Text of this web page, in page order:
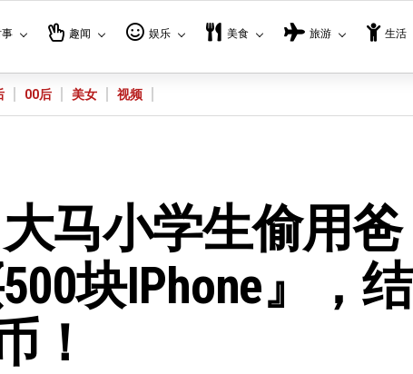
事 趣闻 娱乐 美食 旅游 生活
00后 美女 视频
马小学生偷用爸
块iPhone』，结
！